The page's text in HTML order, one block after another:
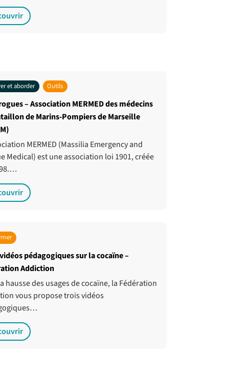
et aborder Outils
– Association MERMED des médecins
de Marins-Pompiers de Marseille
MERMED (Massilia Emergency and
Medical) est une association loi 1901, créée
pédagogiques sur la cocaïne –
Addiction
hausse des usages de cocaïne, la Fédération
vous propose trois vidéos